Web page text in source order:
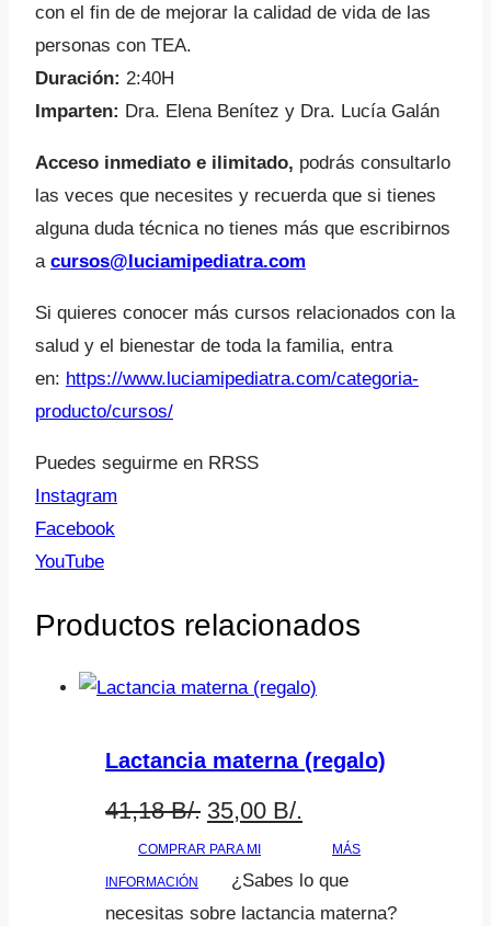
con el fin de de mejorar la calidad de vida de las
personas con TEA.
Duración: 2:40H
Imparten: Dra. Elena Benítez y Dra. Lucía Galán
Acceso inmediato e ilimitado, podrás consultarlo
las veces que necesites y recuerda que si tienes
alguna duda técnica no tienes más que escribirnos
a cursos@luciamipediatra.com
Si quieres conocer más cursos relacionados con la
salud y el bienestar de toda la familia, entra
en: https://www.luciamipediatra.com/categoria-
producto/cursos/
Puedes seguirme en RRSS
Instagram
Facebook
YouTube
Productos relacionados
Lactancia materna (regalo)
41,18B/. El
precio
original
35,00 B/.
precio
actual
COMPRAR PARA MI MÁS
INFORMACIÓN
¿Sabes lo que
necesitas sobre lactancia materna?